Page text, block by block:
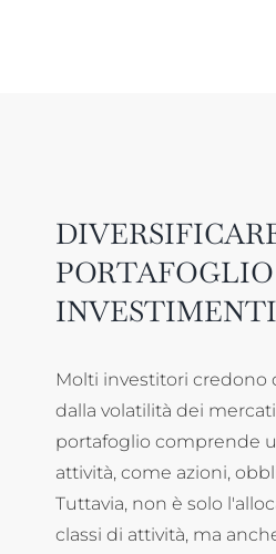
INVESTIMENTI
Molti investitori credono
dalla volatilità dei
portafoglio comprende
attività, come azioni,
Tuttavia, non è solo
classi di attività, ma